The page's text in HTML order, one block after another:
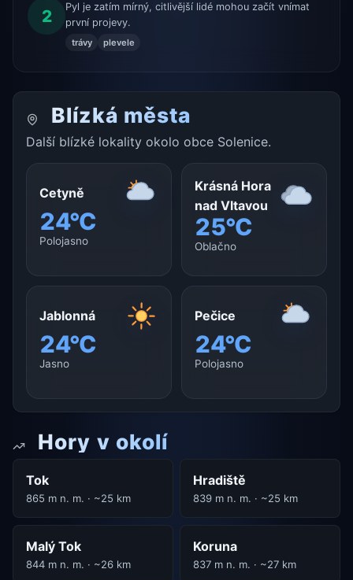
2
Pyl je zatím mírný, citlivější lidé mohou začít vnímat
první projevy.
trávy plevele
Blízká města
Další blízké lokality okolo obce Solenice.
Cetyně
24°C
Polojasno
Krásná Hora
nad Vltavou
25°C
Oblačno
Jablonná
24°C
Jasno
Pečice
24°C
Polojasno
Hory v okolí
Tok
865 m n. m. · ~25 km
Hradiště
839 m n. m. · ~25 km
Malý Tok
844 m n. m. · ~26 km
Koruna
837 m n. m. · ~27 km